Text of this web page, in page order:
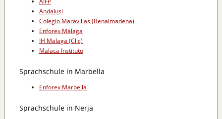
Andalusi
Colegio Maravillas (Benalmadena)
Enforex Málaga
IH Malaga (Clic)
Malaca Instituto
Sprachschule in Marbella
Enforex Marbella
Sprachschule in Nerja